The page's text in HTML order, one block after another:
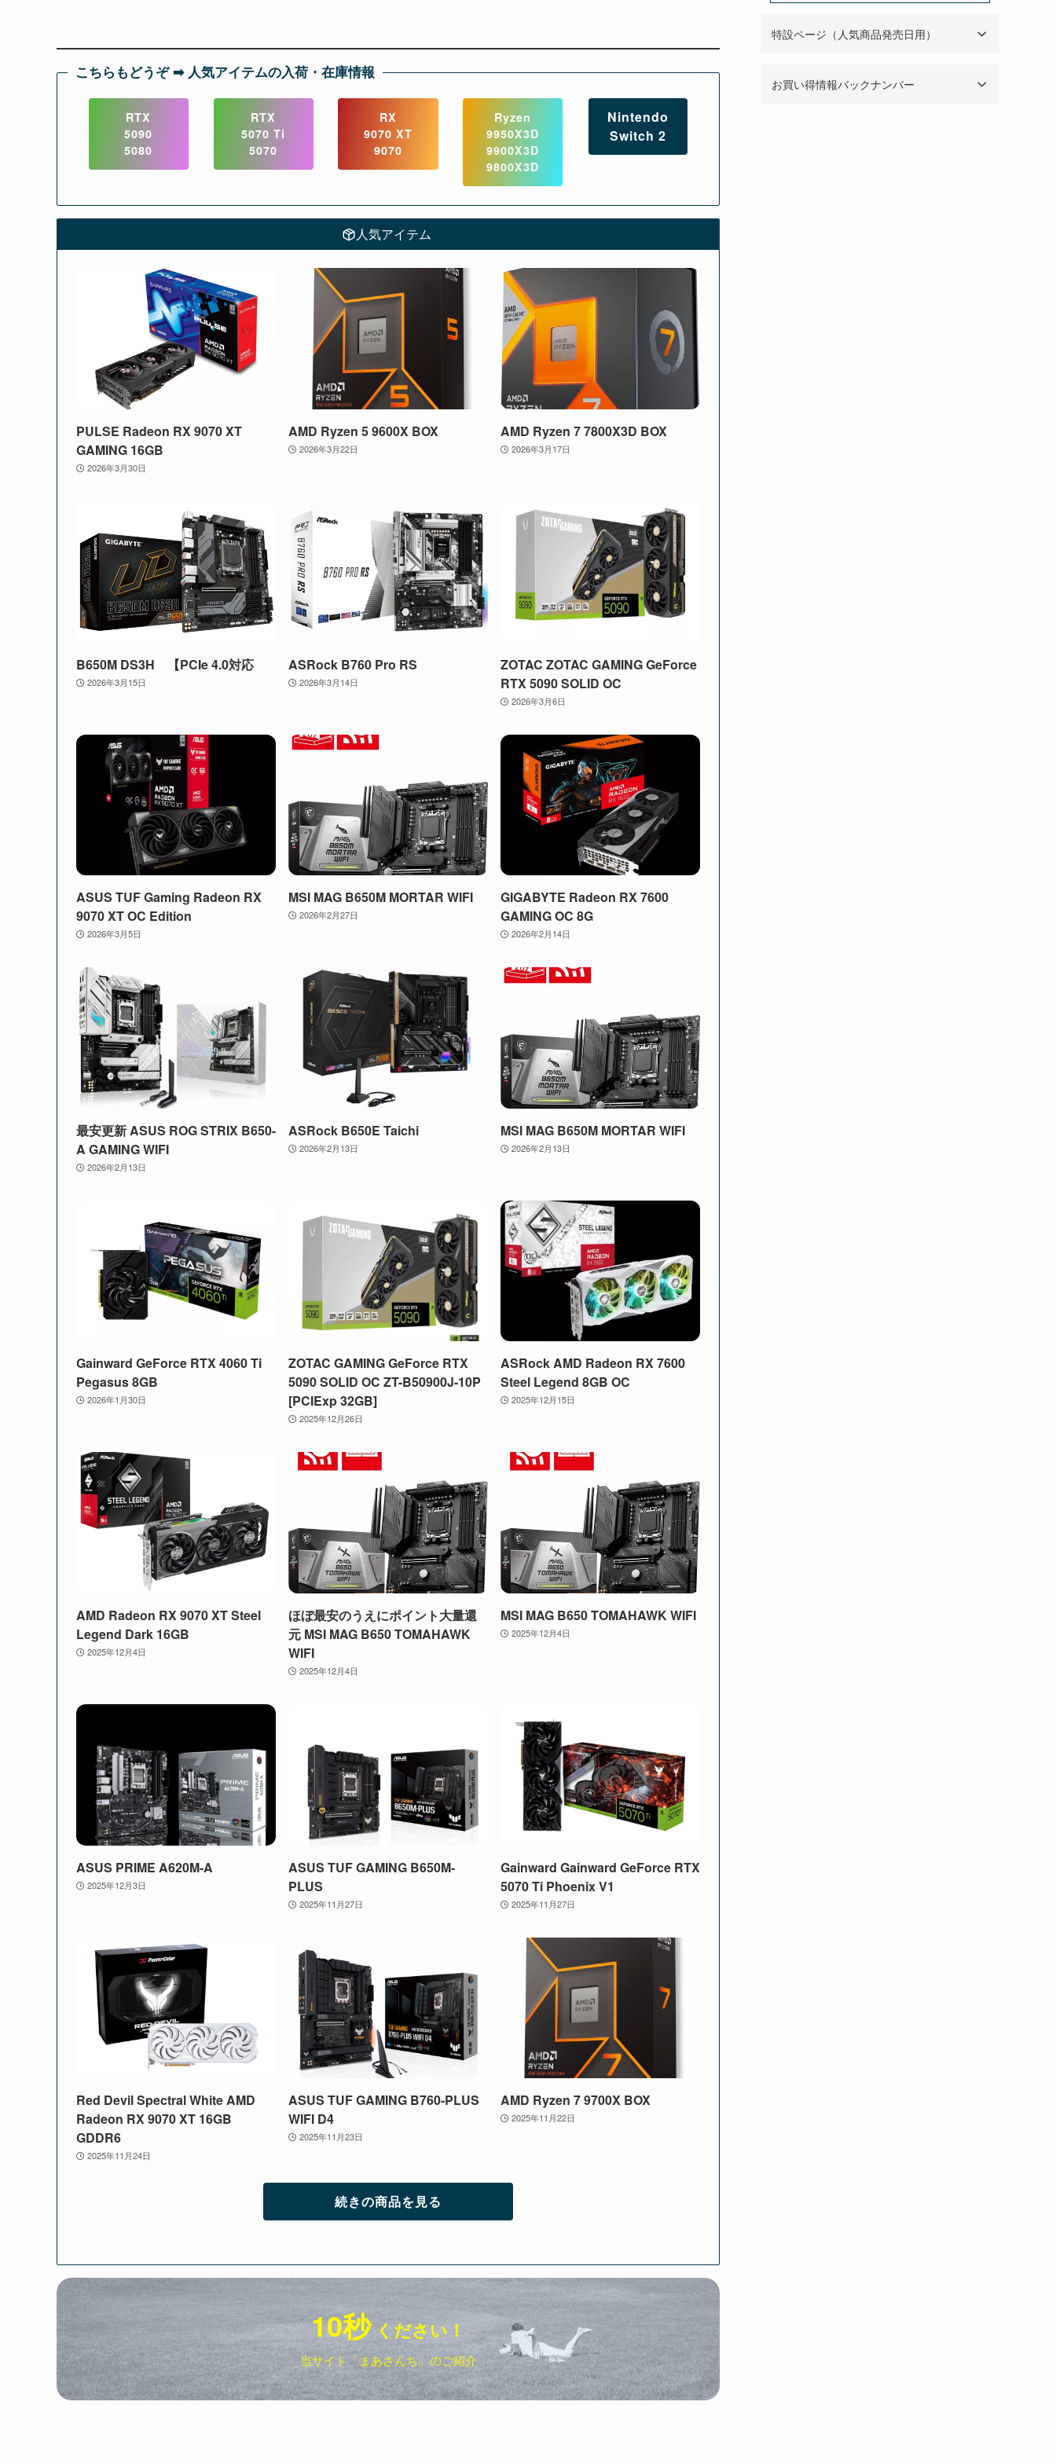
こちらもどうぞ ➡︎ 人気アイテムの入荷・在庫情報
RTX
5090
5080
RTX
5070 Ti
5070
RX
9070 XT
9070
Ryzen
9950X3D
9900X3D
9800X3D
Nintendo
Switch 2
人気アイテム
PULSE Radeon RX 9070 XT
GAMING 16GB
2026年3月30日
AMD Ryzen 5 9600X BOX
2026年3月22日
AMD Ryzen 7 7800X3D BOX
2026年3月17日
B650M DS3H 【PCIe 4.0対応
2026年3月15日
ASRock B760 Pro RS
2026年3月14日
ZOTAC ZOTAC GAMING GeForce
RTX 5090 SOLID OC
2026年3月6日
ASUS TUF Gaming Radeon RX
9070 XT OC Edition
2026年3月5日
MSI MAG B650M MORTAR WIFI
2026年2月27日
GIGABYTE Radeon RX 7600
GAMING OC 8G
2026年2月14日
最安更新 ASUS ROG STRIX B650-
A GAMING WIFI
2026年2月13日
ASRock B650E Taichi
2026年2月13日
MSI MAG B650M MORTAR WIFI
2026年2月13日
Gainward GeForce RTX 4060 Ti
Pegasus 8GB
2026年1月30日
ZOTAC GAMING GeForce RTX
5090 SOLID OC ZT-B50900J-10P
[PCIExp 32GB]
2025年12月26日
ASRock AMD Radeon RX 7600
Steel Legend 8GB OC
2025年12月15日
AMD Radeon RX 9070 XT Steel
Legend Dark 16GB
2025年12月4日
ほぼ最安のうえにポイント大量還
元 MSI MAG B650 TOMAHAWK
WIFI
2025年12月4日
MSI MAG B650 TOMAHAWK WIFI
2025年12月4日
ASUS PRIME A620M-A
2025年12月3日
ASUS TUF GAMING B650M-
PLUS
2025年11月27日
Gainward Gainward GeForce RTX
5070 Ti Phoenix V1
2025年11月27日
Red Devil Spectral White AMD
Radeon RX 9070 XT 16GB
GDDR6
2025年11月24日
ASUS TUF GAMING B760-PLUS
WIFI D4
2025年11月23日
AMD Ryzen 7 9700X BOX
2025年11月22日
続きの商品を見る
10秒ください！
当サイト「まあさんち」のご紹介
特設ページ（人気商品発売日用）
お買い得情報バックナンバー